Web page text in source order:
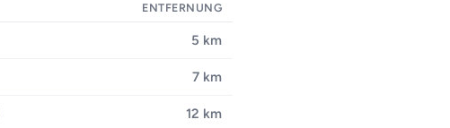
ENTFERNUNG
5 km
7 km
12 km